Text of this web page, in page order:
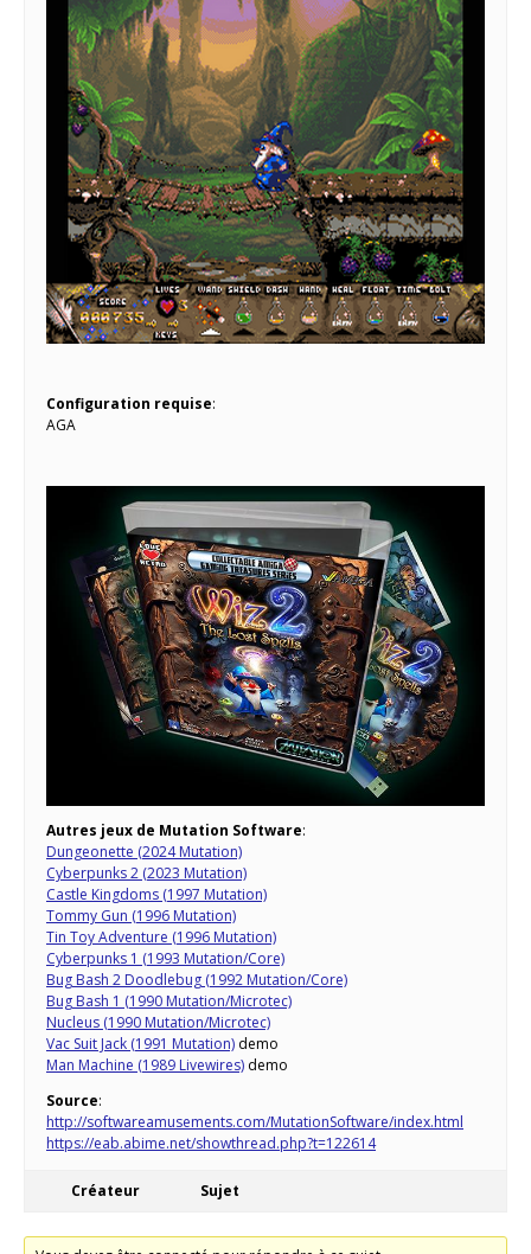
Configuration requise:
AGA
Autres jeux de Mutation Software:
Dungeonette (2024 Mutation)
Cyberpunks 2 (2023 Mutation)
Castle Kingdoms (1997 Mutation)
Tommy Gun (1996 Mutation)
Tin Toy Adventure (1996 Mutation)
Cyberpunks 1 (1993 Mutation/Core)
Bug Bash 2 Doodlebug (1992 Mutation/Core)
Bug Bash 1 (1990 Mutation/Microtec)
Nucleus (1990 Mutation/Microtec)
Vac Suit Jack (1991 Mutation) demo
Man Machine (1989 Livewires) demo
Source:
http://softwareamusements.com/MutationSoftware/index.html
https://eab.abime.net/showthread.php?t=122614
Créateur Sujet